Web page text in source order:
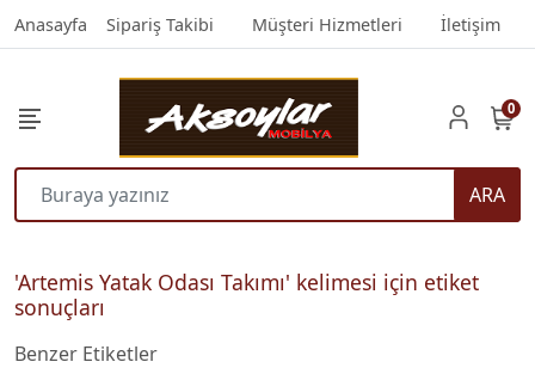
Anasayfa Sipariş Takibi Müşteri Hizmetleri İletişim
ARA
0
'Artemis Yatak Odası Takımı' kelimesi için etiket
sonuçları
Benzer Etiketler